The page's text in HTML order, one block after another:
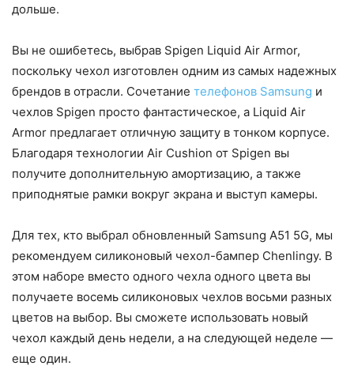
дольше.
Вы не ошибетесь, выбрав Spigen Liquid Air Armor,
поскольку чехол изготовлен одним из самых надежных
брендов в отрасли. Сочетание телефонов Samsung и
чехлов Spigen просто фантастическое, а Liquid Air
Armor предлагает отличную защиту в тонком корпусе.
Благодаря технологии Air Cushion от Spigen вы
получите дополнительную амортизацию, а также
приподнятые рамки вокруг экрана и выступ камеры.
Для тех, кто выбрал обновленный Samsung A51 5G, мы
рекомендуем силиконовый чехол-бампер Chenlingy. В
этом наборе вместо одного чехла одного цвета вы
получаете восемь силиконовых чехлов восьми разных
цветов на выбор. Вы сможете использовать новый
чехол каждый день недели, а на следующей неделе —
еще один.